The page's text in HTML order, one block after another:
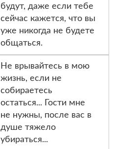
будут, даже если тебе
сейчас кажется, что вы
уже никогда не будете
общаться.
Не врывайтесь в мою
жизнь, если не
собираетесь
остаться... Гости мне
не нужны, после вас в
душе тяжело
убираться...